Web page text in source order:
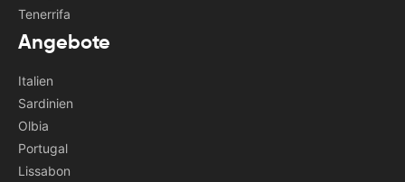
Tenerrifa
Angebote
Italien
Sardinien
Olbia
Portugal
Lissabon